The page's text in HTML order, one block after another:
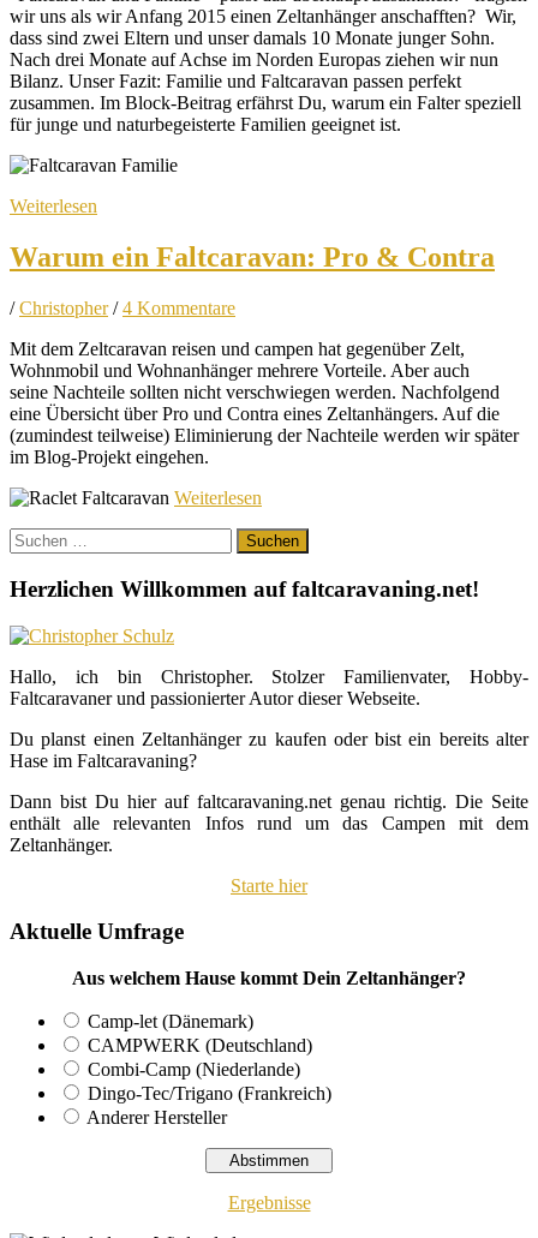
wir uns als wir Anfang 2015 einen Zeltanhänger anschafften? Wir,
dass sind zwei Eltern und unser damals 10 Monate junger Sohn.
Nach drei Monate auf Achse im Norden Europas ziehen wir nun
Bilanz. Unser Fazit: Familie und Faltcaravan passen perfekt
zusammen. Im Block-Beitrag erfährst Du, warum ein Falter speziell
für junge und naturbegeisterte Familien geeignet ist.
Weiterlesen
Warum ein Faltcaravan: Pro & Contra
/Christopher /4 Kommentare
Mit dem Zeltcaravan reisen und campen hat gegenüber Zelt,
Wohnmobil und Wohnanhänger mehrere Vorteile. Aber auch
seine Nachteile sollten nicht verschwiegen werden. Nachfolgend
eine Übersicht über Pro und Contra eines Zeltanhängers. Auf die
(zumindest teilweise) Eliminierung der Nachteile werden wir später
im Blog-Projekt eingehen.
Weiterlesen
Suchen
nach:
Herzlichen Willkommen auf faltcaravaning.net!
Hallo, ich bin Christopher. Stolzer Familienvater, Hobby-
Faltcaravaner und passionierter Autor dieser Webseite.
Du planst einen Zeltanhänger zu kaufen oder bist ein bereits alter
Hase im Faltcaravaning?
Dann bist Du hier auf faltcaravaning.net genau richtig. Die Seite
enthält alle relevanten Infos rund um das Campen mit dem
Zeltanhänger.
Starte hier
Aktuelle Umfrage
Aus welchem Hause kommt Dein Zeltanhänger?
Camp-let (Dänemark)
CAMPWERK (Deutschland)
Combi-Camp (Niederlande)
Dingo-Tec/Trigano (Frankreich)
Anderer Hersteller
Ergebnisse